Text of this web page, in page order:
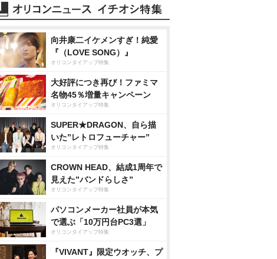
向井康二イケメンすぎ！純愛
『（LOVE SONG）』
オリコンタイアップ特集
大好評につき再び！ファミマ
名物45％増量キャンペーン
オリコンタイアップ特集
SUPER★DRAGON、自ら描
いた”レトロフューチャー”
オリコンタイアップ特集
CROWN HEAD、結成1周年で
見えた”バンドらしさ”
オリコンタイアップ特集
パソコンメーカー社員が本気
で選ぶ「10万円台PC3選」
オリコンタイアップ特集
『VIVANT』限定ウオッチ、プ